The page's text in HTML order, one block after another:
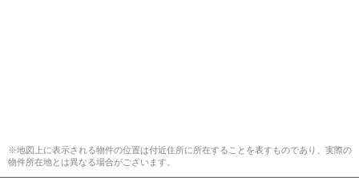
※地図上に表示される物件の位置は付近住所に所在することを表すものであり、実際の
物件所在地とは異なる場合がございます。